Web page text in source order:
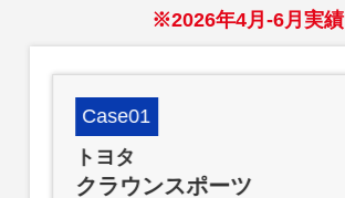
※2026年4月-6月実績
Case01
トヨタ
クラウンスポーツ